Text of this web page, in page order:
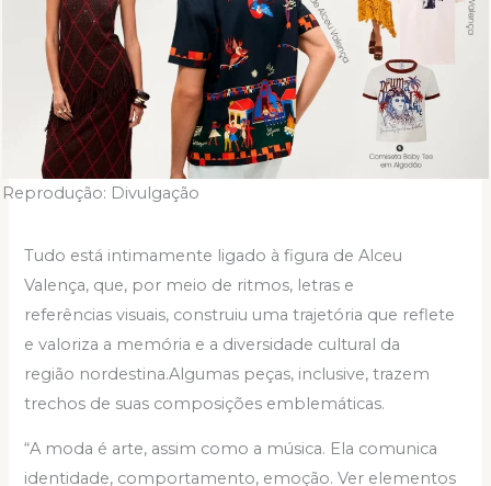
Reprodução: Divulgação
Tudo está intimamente ligado à figura de Alceu
Valença, que, por meio de ritmos, letras e
referências visuais, construiu uma trajetória que reflete
e valoriza a memória e a diversidade cultural da
região nordestina.Algumas peças, inclusive, trazem
trechos de suas composições emblemáticas.
“A moda é arte, assim como a música. Ela comunica
identidade, comportamento, emoção. Ver elementos